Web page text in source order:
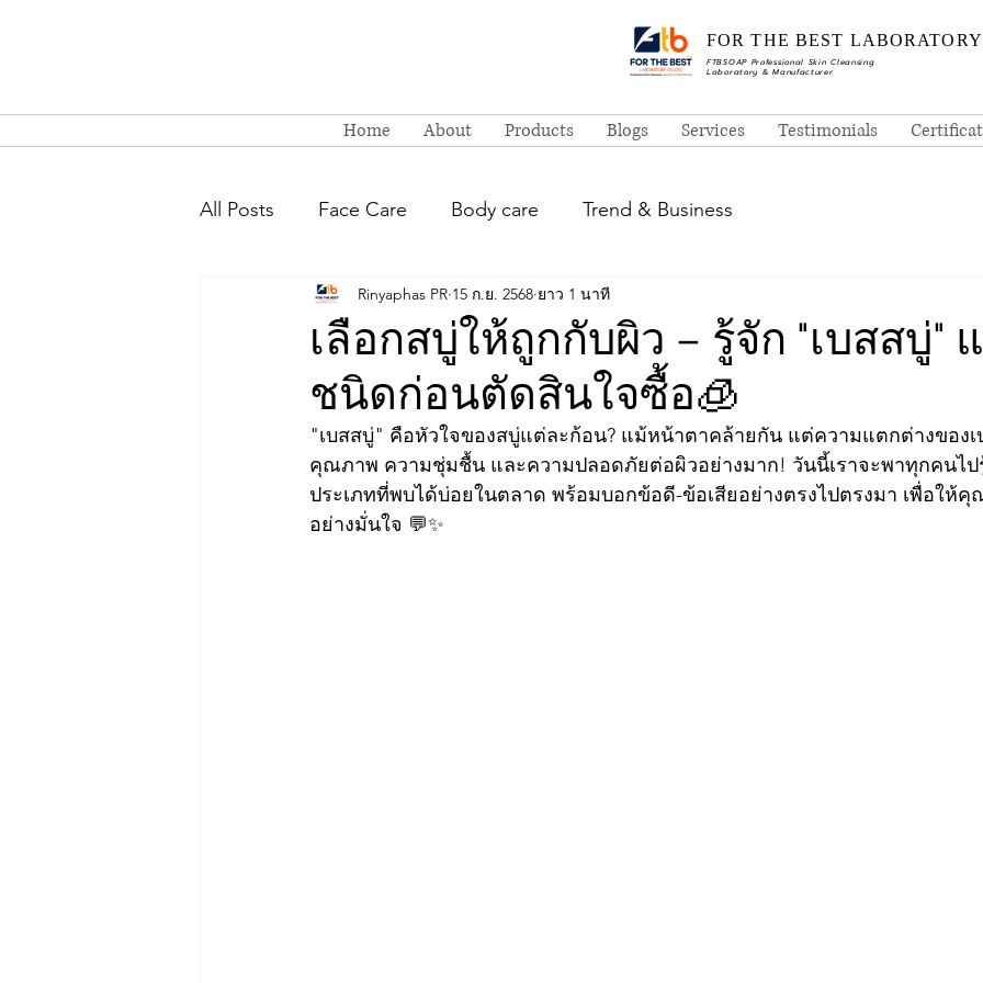
FOR THE BEST LABORATORY
FTBSOAP Professional Skin Cleansing
Laboratory & Manufacturer
Home About Products Blogs Services Testimonials
All Posts Face Care Body care Trend & Business
เลือกสบู่ให้ถูกกับผิว – รู้จัก "เบสสบู่"
ชนิดก่อนตัดสินใจซื้อ🧊
Rinyaphas PR 15 ก.ย. 2568 ยาว 1 นาที
"เบสสบู่" คือหัวใจของสบู่แต่ละก้อน? แม้หน้าตาคล้ายกัน แต่ความแตกต่างของ
คุณภาพ ความชุ่มชื้น และความปลอดภัยต่อผิวอย่างมาก! วันนี้เราจะพาทุกคนไป
ประเภทที่พบได้บ่อยในตลาด พร้อมบอกข้อดี-ข้อเสียอย่างตรงไปตรงมา เพื่อให้คุ
อย่างมั่นใจ 💬✨